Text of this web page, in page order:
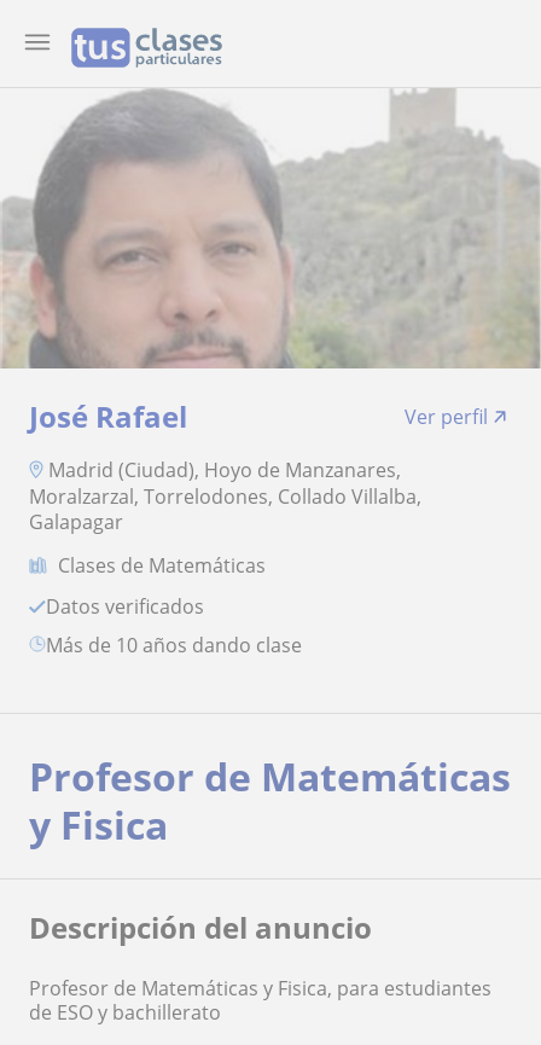
José Rafael
Ver perfil
Madrid (Ciudad), Hoyo de Manzanares,
Moralzarzal, Torrelodones, Collado Villalba,
Galapagar
Clases de Matemáticas
Datos verificados
más de 10 años dando clase
Profesor de Matemáticas
y Fisica
Descripción del anuncio
Profesor de Matemáticas y Fisica, para estudiantes
de ESO y bachillerato